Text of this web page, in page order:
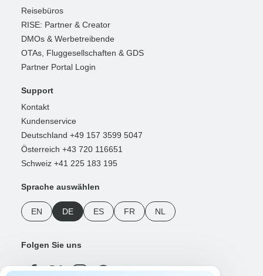
Reisebüros
RISE: Partner & Creator
DMOs & Werbetreibende
OTAs, Fluggesellschaften & GDS
Partner Portal Login
Support
Kontakt
Kundenservice
Deutschland +49 157 3599 5047
Österreich +43 720 116651
Schweiz +41 225 183 195
Sprache auswählen
EN DE ES FR NL
Folgen Sie uns